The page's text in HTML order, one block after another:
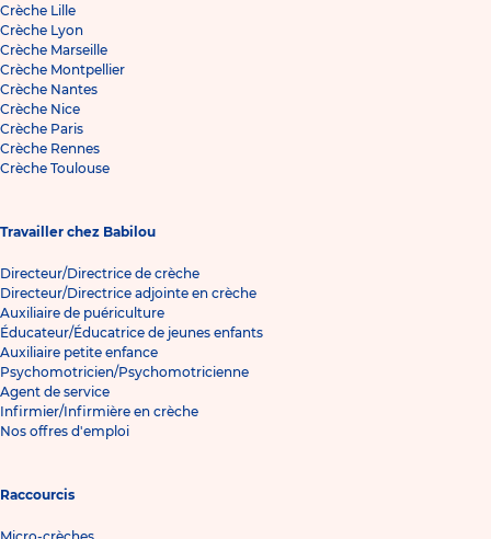
Crèche Lille
Crèche Lyon
Crèche Marseille
Crèche Montpellier
Crèche Nantes
Crèche Nice
Crèche Paris
Crèche Rennes
Crèche Toulouse
Travailler chez Babilou
Directeur/Directrice de crèche
Directeur/Directrice adjointe en crèche
Auxiliaire de puériculture
Éducateur/Éducatrice de jeunes enfants
Auxiliaire petite enfance
Psychomotricien/Psychomotricienne
Agent de service
Infirmier/Infirmière en crèche
Nos offres d'emploi
Raccourcis